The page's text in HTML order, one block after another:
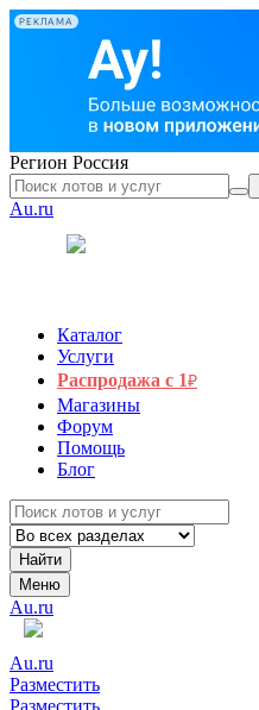
РЕКЛАМА
Регион Россия
Au.ru
Каталог
Услуги
Распродажа с 1₽
Магазины
Форум
Помощь
Блог
Найти
Меню
Au.ru
Au.ru
Разместить
Разместить